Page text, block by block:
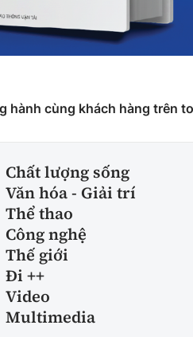
hành cùng khách hàng trên
Chất lượng sống
Văn hóa - Giải trí
Thể thao
Công nghệ
Thế giới
Đi ++
Video
Multimedia